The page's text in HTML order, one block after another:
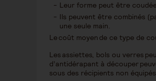
Leur forme peut être
Ils peuvent être combinés
une seule main.
Le coût moyen de ce type de
Les assiettes, bols ou verres
d’antidérapant à découper
sous des récipients non équipés